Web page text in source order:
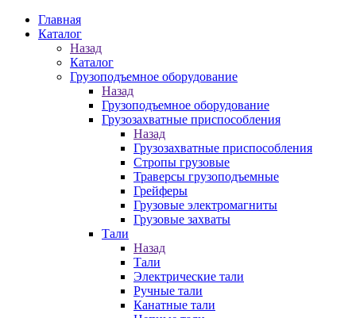
Главная
Каталог
Назад
Каталог
Грузоподъемное оборудование
Назад
Грузоподъемное оборудование
Грузозахватные приспособления
Назад
Грузозахватные приспособления
Стропы грузовые
Траверсы грузоподъемные
Грейферы
Грузовые электромагниты
Грузовые захваты
Тали
Назад
Тали
Электрические тали
Ручные тали
Канатные тали